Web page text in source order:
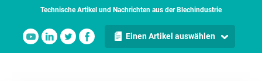
Technische Artikel und Nachrichten aus der Blechindustrie
Einen Artikel auswählen